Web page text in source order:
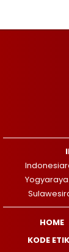
HOME
KODE ETIK